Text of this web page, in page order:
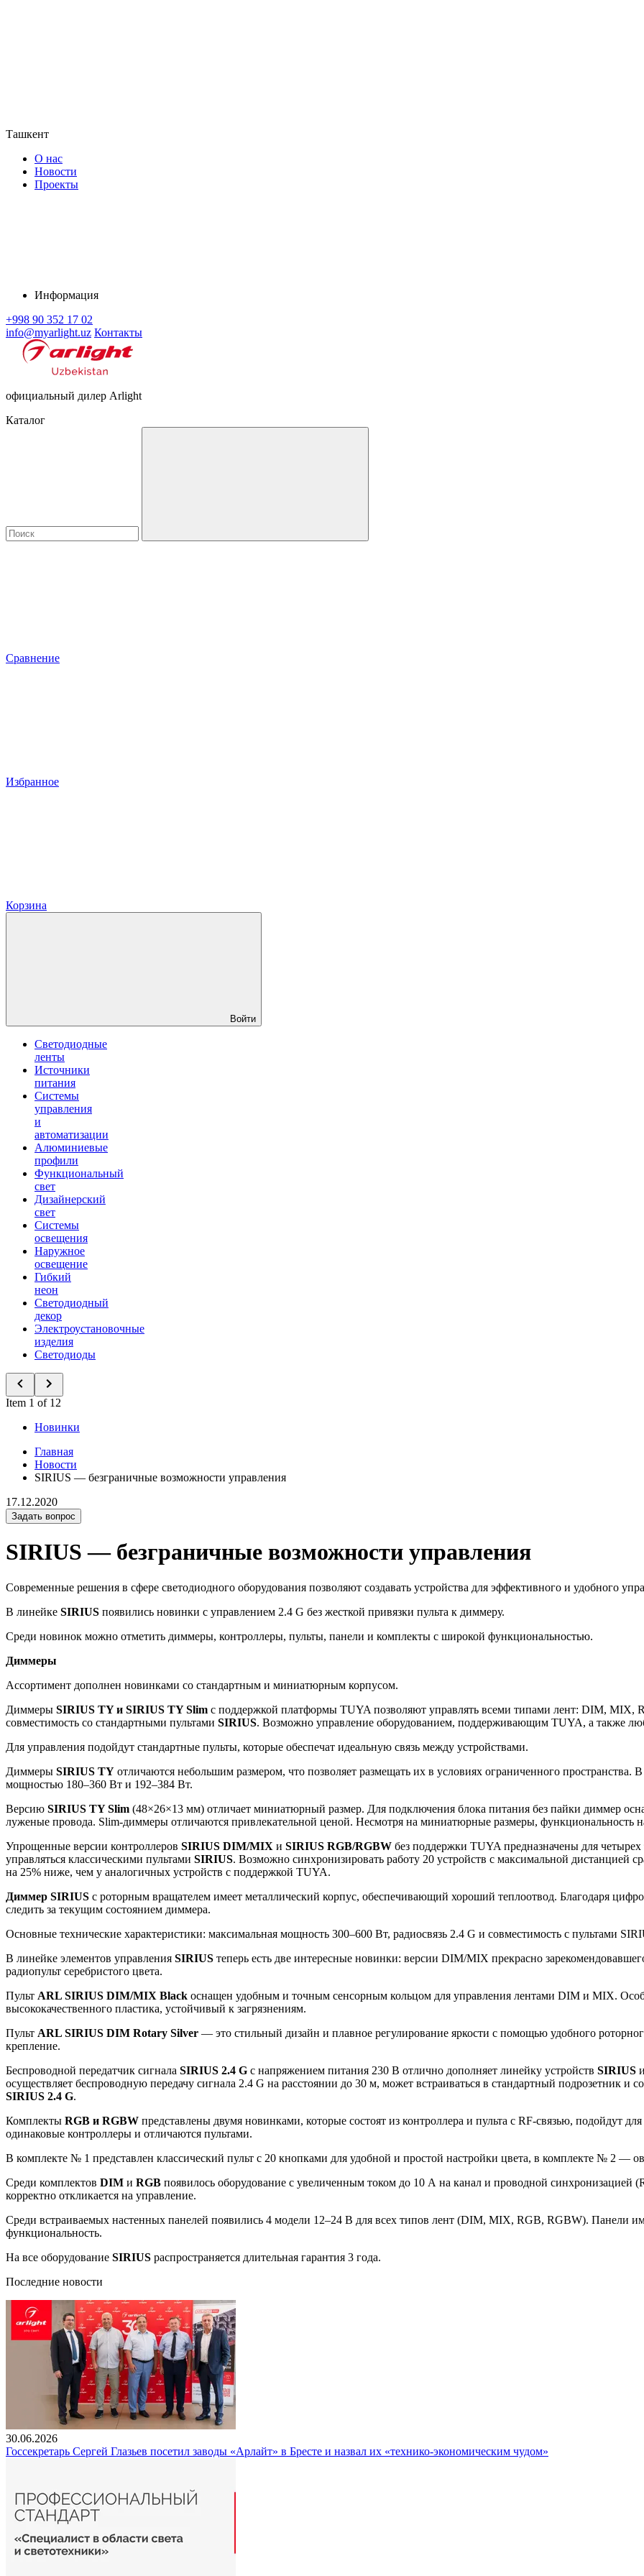
Ташкент
О нас
Новости
Проекты
Информация
+998 90 352 17 02
info@myarlight.uz Контакты
официальный дилер Arlight
Каталог
Сравнение
Избранное
Корзина
Войти
Светодиодные
ленты
Источники
питания
Системы
управления
и
автоматизации
Алюминиевые
профили
Функциональный
свет
Дизайнерский
свет
Системы
освещения
Наружное
освещение
Гибкий
неон
Светодиодный
декор
Электроустановочные
изделия
Светодиоды
Item 1 of 12
Новинки
Главная
Новости
SIRIUS — безграничные возможности управления
17.12.2020
Задать вопрос
SIRIUS — безграничные возможности управления
Современные решения в сфере светодиодного оборудования позволяют создавать устройства для эффективного и удобного
В линейке SIRIUS появились новинки с управлением 2.4 G без жесткой привязки пульта к диммеру.
Среди новинок можно отметить диммеры, контроллеры, пульты, панели и комплекты с широкой функциональностью.
Диммеры
Ассортимент дополнен новинками со стандартным и миниатюрным корпусом.
Диммеры SIRIUS TY и SIRIUS TY Slim с поддержкой платформы TUYA позволяют управлять всеми типами лент: DIM,
совместимость со стандартными пультами SIRIUS. Возможно управление оборудованием, поддерживающим TUYA, а также
Для управления подойдут стандартные пульты, которые обеспечат идеальную связь между устройствами.
Диммеры SIRIUS TY отличаются небольшим размером, что позволяет размещать их в условиях ограниченного
мощностью 180–360 Вт и 192–384 Вт.
Версию SIRIUS TY Slim (48×26×13 мм) отличает миниатюрный размер. Для подключения блока питания без пайки диммер
луженые провода. Slim-диммеры отличаются привлекательной ценой. Несмотря на миниатюрные размеры, функциональность
Упрощенные версии контроллеров SIRIUS DIM/MIX и SIRIUS RGB/RGBW без поддержки TUYA предназначены для
управляться классическими пультами SIRIUS. Возможно синхронизировать работу 20 устройств с максимальной
на 25% ниже, чем у аналогичных устройств с поддержкой TUYA.
Диммер SIRIUS с роторным вращателем имеет металлический корпус, обеспечивающий хороший теплоотвод. Благодаря
следить за текущим состоянием диммера.
Основные технические характеристики: максимальная мощность 300–600 Вт, радиосвязь 2.4 G и совместимость с пультами
В линейке элементов управления SIRIUS теперь есть две интересные новинки: версии DIM/MIX прекрасно
радиопульт серебристого цвета.
Пульт ARL SIRIUS DIM/MIX Black оснащен удобным и точным сенсорным кольцом для управления лентами DIM и MIX.
высококачественного пластика, устойчивый к загрязнениям.
Пульт ARL SIRIUS DIM Rotary Silver — это стильный дизайн и плавное регулирование яркости с помощью удобного
крепление.
Беспроводной передатчик сигнала SIRIUS 2.4 G с напряжением питания 230 В отлично дополняет линейку устройств SIRIUS
осуществляет беспроводную передачу сигнала 2.4 G на расстоянии до 30 м, может встраиваться в стандартный подрозетник
SIRIUS 2.4 G.
Комплекты RGB и RGBW представлены двумя новинками, которые состоят из контроллера и пульта с RF-связью, подойдут
одинаковые контроллеры и отличаются пультами.
В комплекте № 1 представлен классический пульт с 20 кнопками для удобной и простой настройки цвета, в комплекте № 2 —
Среди комплектов DIM и RGB появилось оборудование с увеличенным током до 10 А на канал и проводной синхронизацией
корректно откликается на управление.
Среди встраиваемых настенных панелей появились 4 модели 12–24 В для всех типов лент (DIM, MIX, RGB, RGBW). Панели
функциональность.
На все оборудование SIRIUS распространяется длительная гарантия 3 года.
Последние новости
30.06.2026
Госсекретарь Сергей Глазьев посетил заводы «Арлайт» в Бресте и назвал их «технико-экономическим чудом»